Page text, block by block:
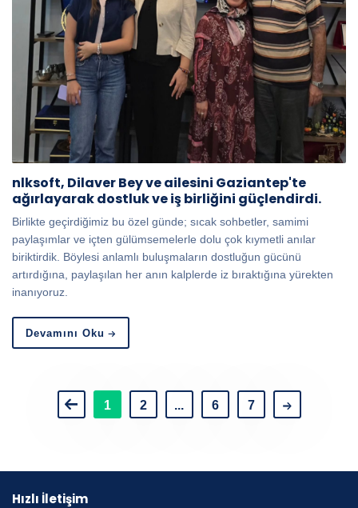
nlksoft, Dilaver Bey ve ailesini Gaziantep'te
ağırlayarak dostluk ve iş birliğini güçlendirdi.
Birlikte geçirdiğimiz bu özel günde; sıcak sohbetler, samimi
paylaşımlar ve içten gülümsemelerle dolu çok kıymetli anılar
biriktirdik. Böylesi anlamlı buluşmaların dostluğun gücünü
artırdığına, paylaşılan her anın kalplerde iz bıraktığına yürekten
inanıyoruz.
Devamını Oku
1 2 ... 6 7
Hızlı İletişim